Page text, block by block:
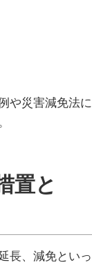
や災害減免法に
置と
長、減免といっ